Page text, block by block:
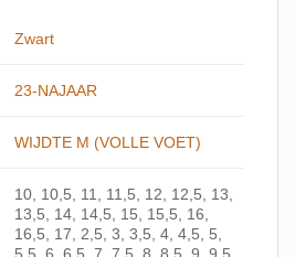
Zwart
23-NAJAAR
WIJDTE M (VOLLE VOET)
10, 10,5, 11, 11,5, 12, 12,5, 13,
13,5, 14, 14,5, 15, 15,5, 16,
16,5, 17, 2,5, 3, 3,5, 4, 4,5, 5,